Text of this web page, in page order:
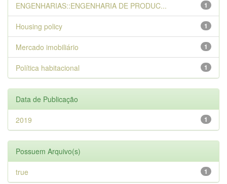
1
ENGENHARIAS::ENGENHARIA DE PRODUC...
1
Housing policy
1
Mercado imobiliário
1
Política habitacional
Data de Publicação
1
2019
Possuem Arquivo(s)
1
true